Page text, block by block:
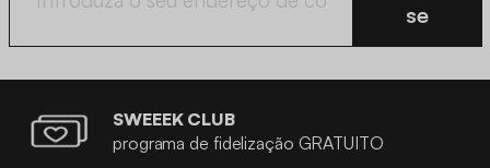
se
SWEEEK CLUB
programa de fidelização GRATUITO